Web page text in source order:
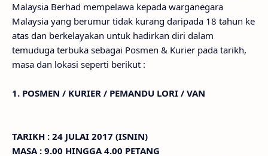
Malaysia Berhad mempelawa kepada warganegara
Malaysia yang berumur tidak kurang daripada 18 tahun ke
atas dan berkelayakan untuk hadirkan diri dalam
temuduga terbuka sebagai Posmen & Kurier pada tarikh,
masa dan lokasi seperti berikut :
1. POSMEN / KURIER / PEMANDU LORI / VAN
TARIKH : 24 JULAI 2017 (ISNIN)
MASA : 9.00 HINGGA 4.00 PETANG